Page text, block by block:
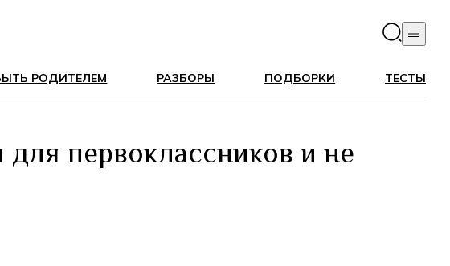
РОДИТЕЛЕМ РАЗБОРЫ ПОДБОРКИ ТЕСТЫ
первоклассников и не